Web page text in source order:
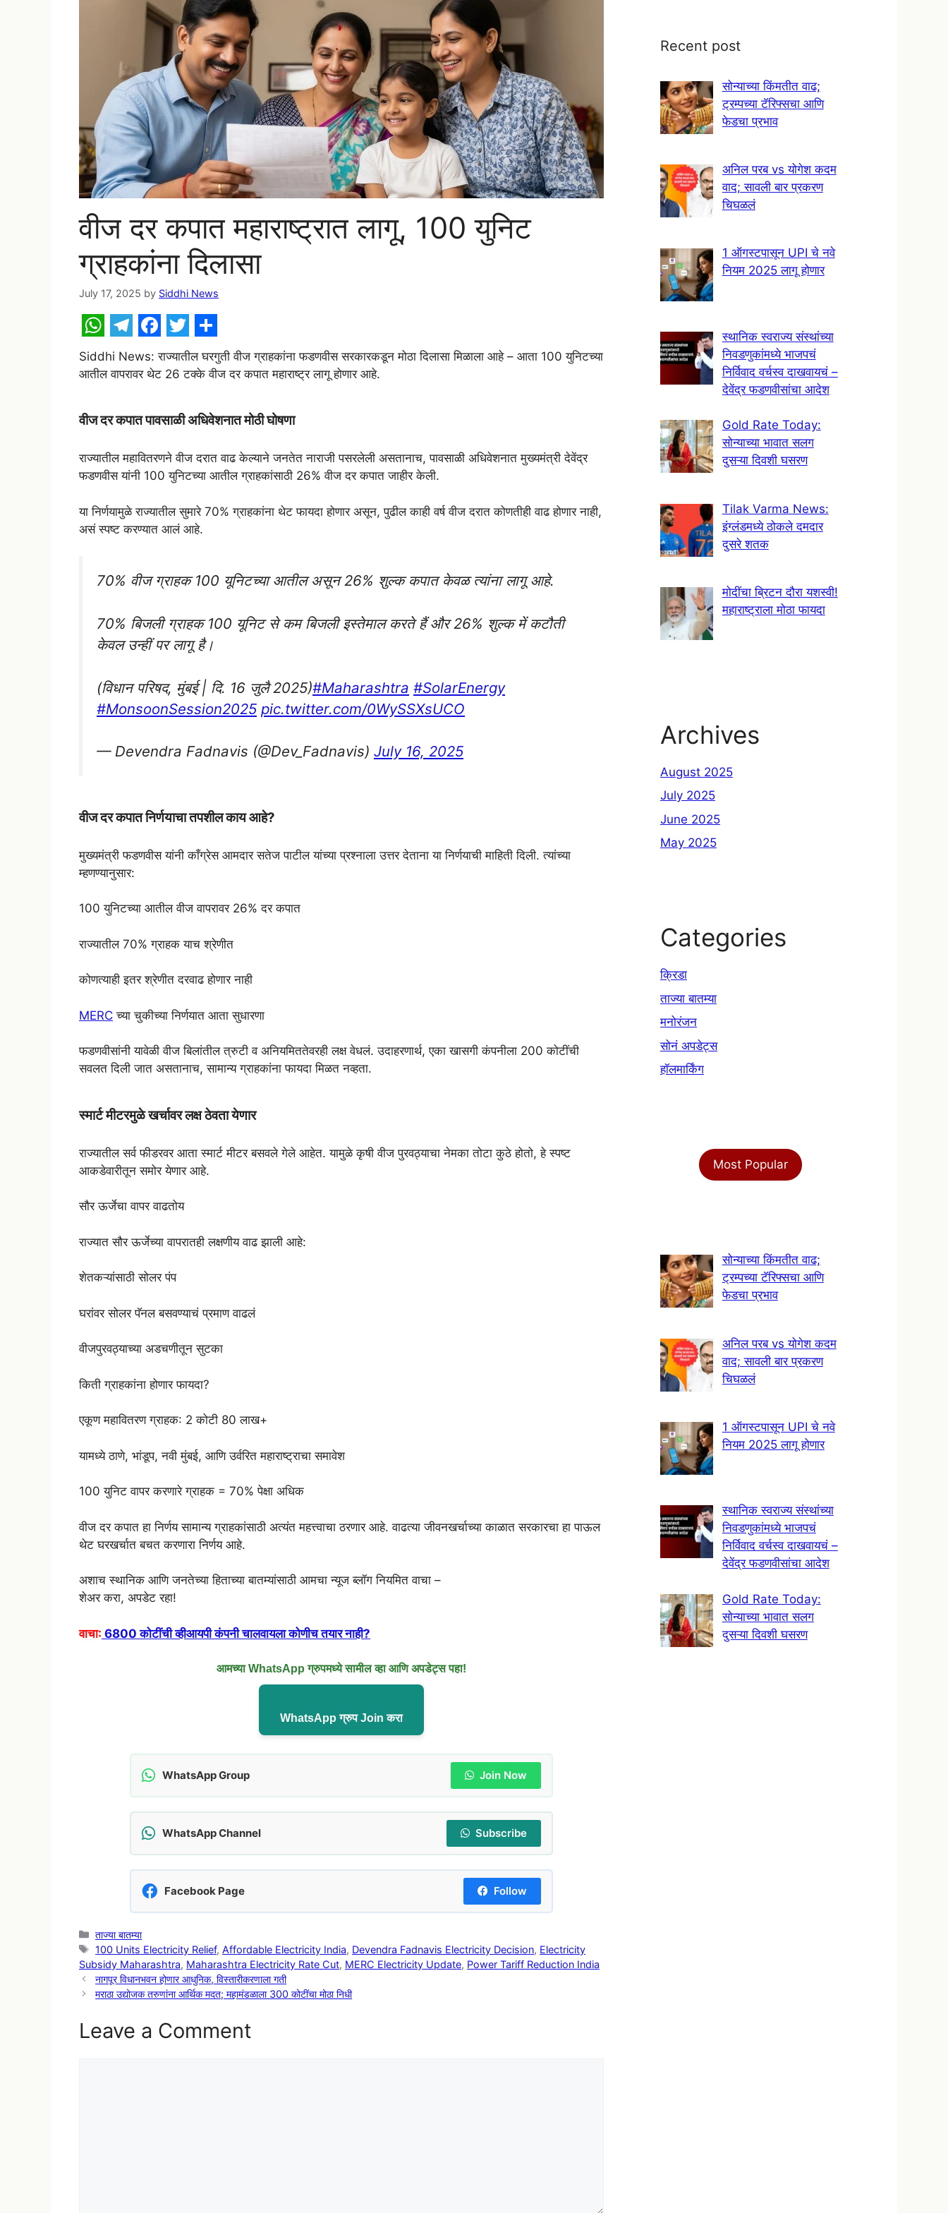
वीज दर कपात महाराष्ट्रात लागू, 100 युनिट
ग्राहकांना दिलासा
July 17, 2025 by Siddhi News
W
h
t
A
p
p
T
e
e
r
a
m
F
a
e
o
o
k
T
w
t
e
r
S
h
r
Siddhi News: राज्यातील घरगुती वीज ग्राहकांना फडणवीस सरकारकडून मोठा दिलासा मिळाला आहे – आता 100 युनिटच्या
आतील वापरावर थेट 26 टक्के वीज दर कपात महाराष्ट्र लागू होणार आहे.
वीज दर कपात पावसाळी अधिवेशनात मोठी घोषणा
राज्यातील महावितरणने वीज दरात वाढ केल्याने जनतेत नाराजी पसरलेली असतानाच, पावसाळी अधिवेशनात मुख्यमंत्री देवेंद्र
फडणवीस यांनी 100 युनिटच्या आतील ग्राहकांसाठी 26% वीज दर कपात जाहीर केली.
या निर्णयामुळे राज्यातील सुमारे 70% ग्राहकांना थेट फायदा होणार असून, पुढील काही वर्ष वीज दरात कोणतीही वाढ होणार नाही,
असं स्पष्ट करण्यात आलं आहे.
70% वीज ग्राहक 100 यूनिटच्या आतील असून 26% शुल्क कपात केवळ त्यांना लागू आहे.
70% बिजली ग्राहक 100 यूनिट से कम बिजली इस्तेमाल करते हैं और 26% शुल्क में कटौती
केवल उन्हीं पर लागू है।
(विधान परिषद, मुंबई | दि. 16 जुलै 2025)#Maharashtra #SolarEnergy
#MonsoonSession2025 pic.twitter.com/0WySSXsUCO
— Devendra Fadnavis (@Dev_Fadnavis) July 16, 2025
वीज दर कपात निर्णयाचा तपशील काय आहे?
मुख्यमंत्री फडणवीस यांनी काँग्रेस आमदार सतेज पाटील यांच्या प्रश्नाला उत्तर देताना या निर्णयाची माहिती दिली. त्यांच्या
म्हणण्यानुसार:
100 युनिटच्या आतील वीज वापरावर 26% दर कपात
राज्यातील 70% ग्राहक याच श्रेणीत
कोणत्याही इतर श्रेणीत दरवाढ होणार नाही
MERC च्या चुकीच्या निर्णयात आता सुधारणा
फडणवीसांनी यावेळी वीज बिलांतील त्रुटी व अनियमिततेवरही लक्ष वेधलं. उदाहरणार्थ, एका खासगी कंपनीला 200 कोटींची
सवलत दिली जात असतानाच, सामान्य ग्राहकांना फायदा मिळत नव्हता.
स्मार्ट मीटरमुळे खर्चावर लक्ष ठेवता येणार
राज्यातील सर्व फीडरवर आता स्मार्ट मीटर बसवले गेले आहेत. यामुळे कृषी वीज पुरवठ्याचा नेमका तोटा कुठे होतो, हे स्पष्ट
आकडेवारीतून समोर येणार आहे.
सौर ऊर्जेचा वापर वाढतोय
राज्यात सौर ऊर्जेच्या वापरातही लक्षणीय वाढ झाली आहे:
शेतकऱ्यांसाठी सोलर पंप
घरांवर सोलर पॅनल बसवण्याचं प्रमाण वाढलं
वीजपुरवठ्याच्या अडचणीतून सुटका
किती ग्राहकांना होणार फायदा?
एकूण महावितरण ग्राहक: 2 कोटी 80 लाख+
यामध्ये ठाणे, भांडूप, नवी मुंबई, आणि उर्वरित महाराष्ट्राचा समावेश
100 युनिट वापर करणारे ग्राहक = 70% पेक्षा अधिक
वीज दर कपात हा निर्णय सामान्य ग्राहकांसाठी अत्यंत महत्त्वाचा ठरणार आहे. वाढत्या जीवनखर्चाच्या काळात सरकारचा हा पाऊल
थेट घरखर्चात बचत करणारा निर्णय आहे.
अशाच स्थानिक आणि जनतेच्या हिताच्या बातम्यांसाठी आमचा न्यूज ब्लॉग नियमित वाचा –
शेअर करा, अपडेट रहा!
वाचा: 6800 कोटींची व्हीआयपी कंपनी चालवायला कोणीच तयार नाही?
आमच्या WhatsApp ग्रुपमध्ये सामील व्हा आणि अपडेट्स पहा!
WhatsApp ग्रुप Join करा
WhatsApp Group Join Now
WhatsApp Channel Subscribe
Facebook Page Follow
Categories
ताज्या बातम्या
Tags
100 Units Electricity Relief,Affordable Electricity India, Devendra Fadnavis Electricity Decision, Electricity
Subsidy Maharashtra, Maharashtra Electricity Rate Cut, MERC Electricity Update, Power Tariff Reduction India
नागपूर विधानभवन होणार आधुनिक, विस्तारीकरणाला गती
मराठा उद्योजक तरुणांना आर्थिक मदत; महामंडळाला 300 कोटींचा मोठा निधी
Leave a Comment
Recent post
सोन्याच्या किंमतीत वाढ;
ट्रम्पच्या टॅरिफ्सचा आणि
फेडचा प्रभाव
अनिल परब vs योगेश कदम
वाद; सावली बार प्रकरण
चिघळलं
1 ऑगस्टपासून UPI चे नवे
नियम 2025 लागू होणार
स्थानिक स्वराज्य संस्थांच्या
निवडणुकांमध्ये भाजपचं
निर्विवाद वर्चस्व दाखवायचं –
देवेंद्र फडणवीसांचा आदेश
Gold Rate Today:
सोन्याच्या भावात सलग
दुसऱ्या दिवशी घसरण
Tilak Varma News:
इंग्लंडमध्ये ठोकले दमदार
दुसरे शतक
मोदींचा ब्रिटन दौरा यशस्वी!
महाराष्ट्राला मोठा फायदा
Archives
August 2025
July 2025
June 2025
May 2025
Categories
क्रिडा
ताज्या बातम्या
मनोरंजन
सोनं अपडेट्स
हॉलमार्किंग
Most Popular
सोन्याच्या किंमतीत वाढ;
ट्रम्पच्या टॅरिफ्सचा आणि
फेडचा प्रभाव
अनिल परब vs योगेश कदम
वाद; सावली बार प्रकरण
चिघळलं
1 ऑगस्टपासून UPI चे नवे
नियम 2025 लागू होणार
स्थानिक स्वराज्य संस्थांच्या
निवडणुकांमध्ये भाजपचं
निर्विवाद वर्चस्व दाखवायचं –
देवेंद्र फडणवीसांचा आदेश
Gold Rate Today:
सोन्याच्या भावात सलग
दुसऱ्या दिवशी घसरण